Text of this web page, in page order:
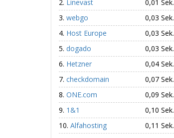
Linevast
0,01 Sek.
webgo
0,03 Sek.
Host Europe
0,03 Sek.
dogado
0,03 Sek.
Hetzner
0,04 Sek.
checkdomain
0,07 Sek.
ONE.com
0,09 Sek.
1&1
0,10 Sek.
Alfahosting
0,11 Sek.